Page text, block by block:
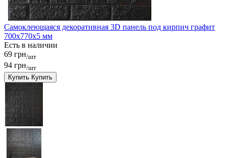
Самоклеющаяся декоративная 3D панель под кирпич графит
700x770x5 мм
Есть в наличии
69 грн/шт
94 грн/шт
Купить Купить